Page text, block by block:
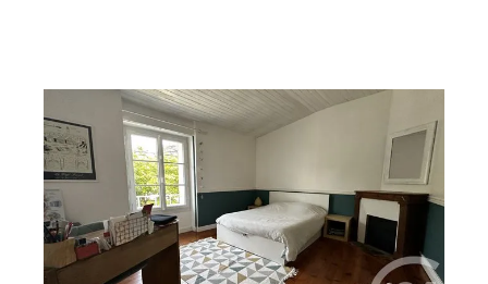
BASSE GOULAINE 44
105 m
, 4 pièces
Ref : 103520
Maison à vendre
366 800 €